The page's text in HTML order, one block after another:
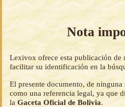
Nota
Lexivox ofrece esta publicación de
facilitar su identificación en la
El presente documento, de
como una referencia legal, ya que
laGaceta Oficial de Bolivia.